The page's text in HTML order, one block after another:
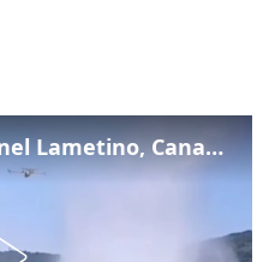
Incendi ancora attivi nel Lametino, Canadair in azione